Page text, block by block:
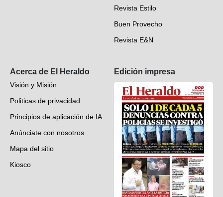
Revista Estilo
Buen Provecho
Revista E&N
Acerca de El Heraldo
Visión y Misión
Politicas de privacidad
Principios de aplicación de IA
Anúnciate con nosotros
Mapa del sitio
Kiosco
Edición impresa